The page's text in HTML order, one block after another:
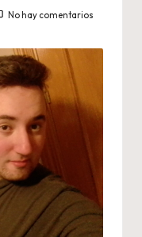
No hay comentarios